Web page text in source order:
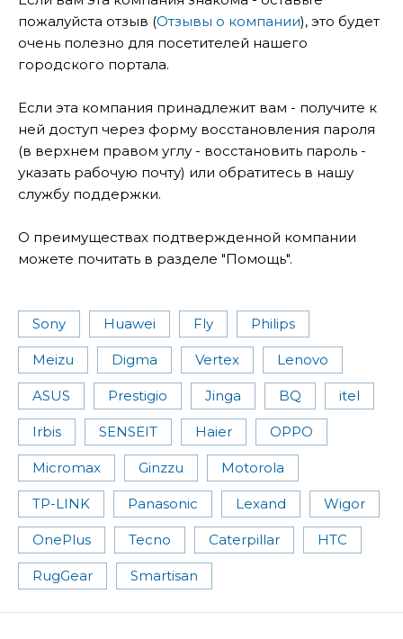
пожалуйста отзыв (Отзывы о компании), это будет
очень полезно для посетителей нашего
городского портала.
Если эта компания принадлежит вам - получите к
ней доступ через форму восстановления пароля
(в верхнем правом углу - восстановить пароль -
указать рабочую почту) или обратитесь в нашу
службу поддержки.
О преимуществах подтвержденной компании
можете почитать в разделе "Помощь".
Sony Huawei Fly Philips
Meizu Digma Vertex Lenovo
ASUS Prestigio Jinga BQ itel
Irbis SENSEIT Haier OPPO
Micromax Ginzzu Motorola
TP-LINK Panasonic Lexand Wigor
OnePlus Tecno Caterpillar HTC
RugGear Smartisan